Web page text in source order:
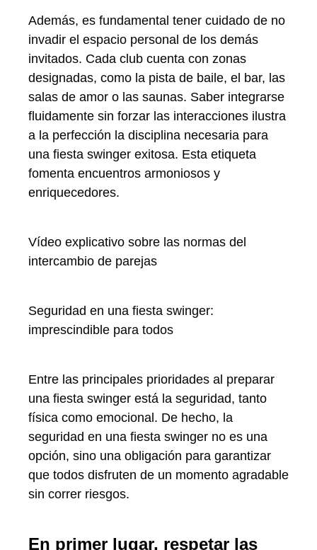
Además, es fundamental tener cuidado de no
invadir el espacio personal de los demás
invitados. Cada club cuenta con zonas
designadas, como la pista de baile, el bar, las
salas de amor o las saunas. Saber integrarse
fluidamente sin forzar las interacciones ilustra
a la perfección la disciplina necesaria para
una fiesta swinger exitosa. Esta etiqueta
fomenta encuentros armoniosos y
enriquecedores.
Vídeo explicativo sobre las normas del
intercambio de parejas
Seguridad en una fiesta swinger:
imprescindible para todos
Entre las principales prioridades al preparar
una fiesta swinger está la seguridad, tanto
física como emocional. De hecho, la
seguridad en una fiesta swinger no es una
opción, sino una obligación para garantizar
que todos disfruten de un momento agradable
sin correr riesgos.
En primer lugar, respetar las